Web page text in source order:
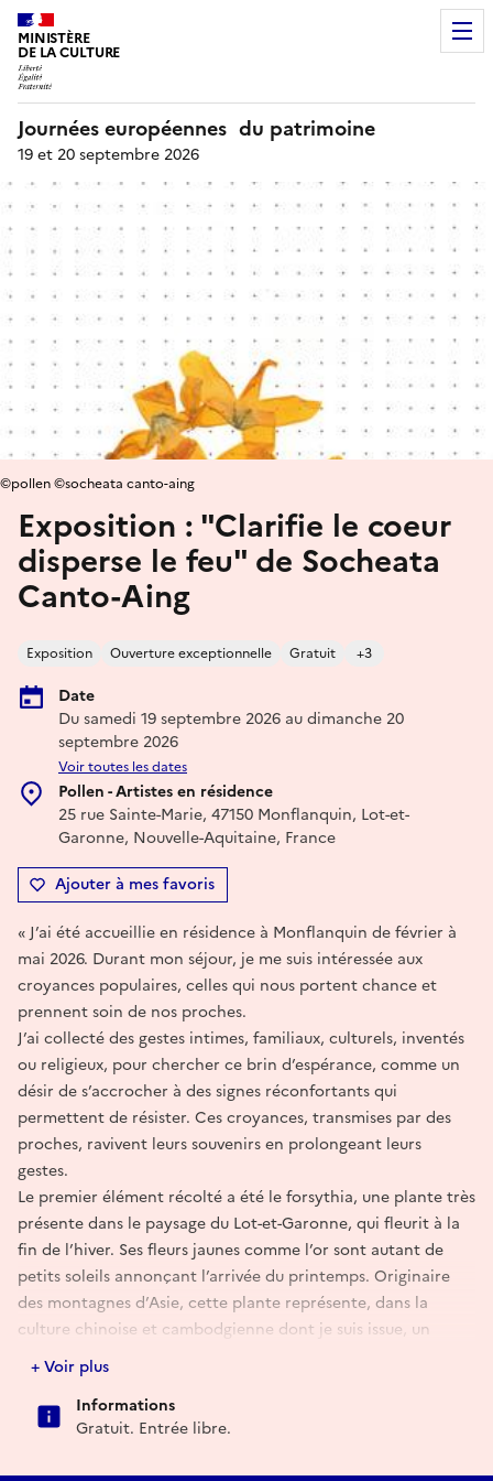
MINISTÈRE
DE LA CULTURE
Journées européennes du patrimoine
19 et 20 septembre 2026
Exposition : "Clarifie le coeur
disperse le feu" de Socheata
Canto-Aing
Exposition Ouverture exceptionnelle Gratuit +3
Date
Du samedi 19 septembre 2026 au dimanche 20
septembre 2026
Voir toutes les dates
Pollen - Artistes en résidence
25 rue Sainte-Marie, 47150 Monflanquin, Lot-et-
Garonne, Nouvelle-Aquitaine, France
Ajouter à mes favoris
©pollen ©socheata canto-aing
« J’ai été accueillie en résidence à Monflanquin de février à
mai 2026. Durant mon séjour, je me suis intéressée aux
croyances populaires, celles qui nous portent chance et
prennent soin de nos proches.
J’ai collecté des gestes intimes, familiaux, culturels, inventés
ou religieux, pour chercher ce brin d’espérance, comme un
désir de s’accrocher à des signes réconfortants qui
permettent de résister. Ces croyances, transmises par des
proches, ravivent leurs souvenirs en prolongeant leurs
gestes.
Le premier élément récolté a été le forsythia, une plante très
présente dans le paysage du Lot-et-Garonne, qui fleurit à la
fin de l’hiver. Ses fleurs jaunes comme l’or sont autant de
petits soleils annonçant l’arrivée du printemps. Originaire
des montagnes d’Asie, cette plante représente, dans la
culture chinoise et cambodgienne dont je suis issue, un
symbole fort de prospérité, de santé et de richesse.
À travers des objets fabriqués et de petites histoires, je me
suis intéressée à ce qui relie les êtres : les anecdotes que l’on
échange, les croyances qui nous accompagnent, les rituels
+ Voir plus
Informations
Gratuit. Entrée libre.